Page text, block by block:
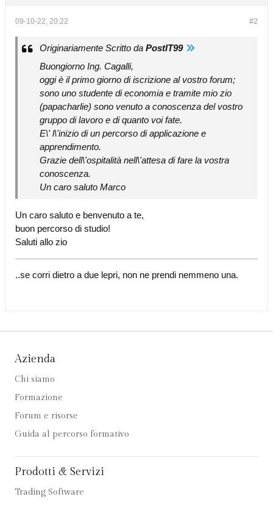
#2
09-10-22, 20:22
Originariamente Scritto da PostIT99
Buongiorno Ing. Cagalli,
oggi è il primo giorno di iscrizione al vostro forum;
sono uno studente di economia e tramite mio zio
(papacharlie) sono venuto a conoscenza del vostro
gruppo di lavoro e di quanto voi fate.
E\' l\'inizio di un percorso di applicazione e
apprendimento.
Grazie dell\'ospitalità nell\'attesa di fare la vostra
conoscenza.
Un caro saluto Marco
Un caro saluto e benvenuto a te,
buon percorso di studio!
Saluti allo zio
..se corri dietro a due lepri, non ne prendi nemmeno una.
Azienda
Chi siamo
Formazione
Forum e risorse
Guida al percorso formativo
Prodotti & Servizi
Trading Software